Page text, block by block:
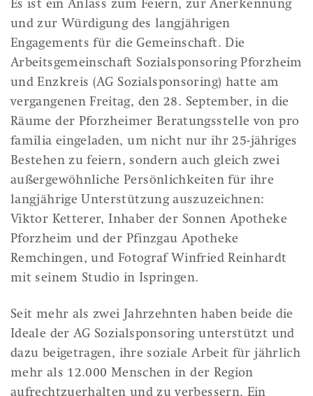
Es ist ein Anlass zum Feiern, zur Anerkennung
und zur Würdigung des langjährigen
Engagements für die Gemeinschaft. Die
Arbeitsgemeinschaft Sozialsponsoring Pforzheim
und Enzkreis (AG Sozialsponsoring) hatte am
vergangenen Freitag, den 28. September, in die
Räume der Pforzheimer Beratungsstelle von pro
familia eingeladen, um nicht nur ihr 25-jähriges
Bestehen zu feiern, sondern auch gleich zwei
außergewöhnliche Persönlichkeiten für ihre
langjährige Unterstützung auszuzeichnen:
Viktor Ketterer, Inhaber der Sonnen Apotheke
Pforzheim und der Pfinzgau Apotheke
Remchingen, und Fotograf Winfried Reinhardt
mit seinem Studio in Ispringen.
Seit mehr als zwei Jahrzehnten haben beide die
Ideale der AG Sozialsponsoring unterstützt und
dazu beigetragen, ihre soziale Arbeit für jährlich
mehr als 12.000 Menschen in der Region